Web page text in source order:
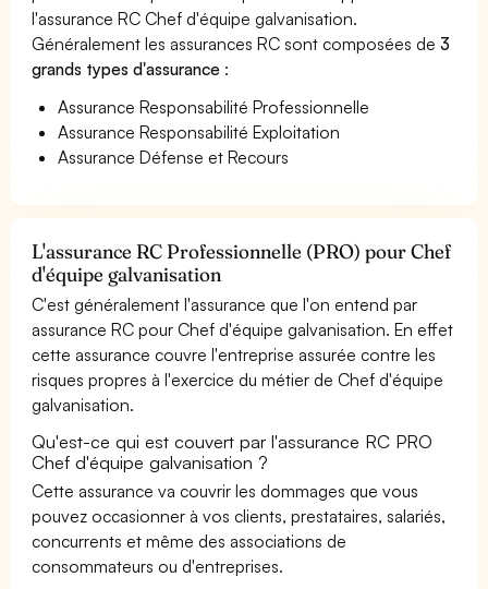
l'assurance RC Chef d'équipe galvanisation.
Généralement les assurances RC sont composées de3
grands types d'assurance :
Assurance Responsabilité Professionnelle
Assurance Responsabilité Exploitation
Assurance Défense et Recours
L'assurance RC Professionnelle (PRO) pour Chef
d'équipe galvanisation
C'est généralement l'assurance que l'on entend par
assurance RC pour Chef d'équipe galvanisation. En effet
cette assurance couvre l'entreprise assurée contre les
risques propres à l'exercice du métier de Chef d'équipe
galvanisation.
Qu'est-ce qui est couvert par l'assurance RC PRO
Chef d'équipe galvanisation ?
Cette assurance va couvrir les dommages que vous
pouvez occasionner à vos clients, prestataires, salariés,
concurrents et même des associations de
consommateurs ou d'entreprises.